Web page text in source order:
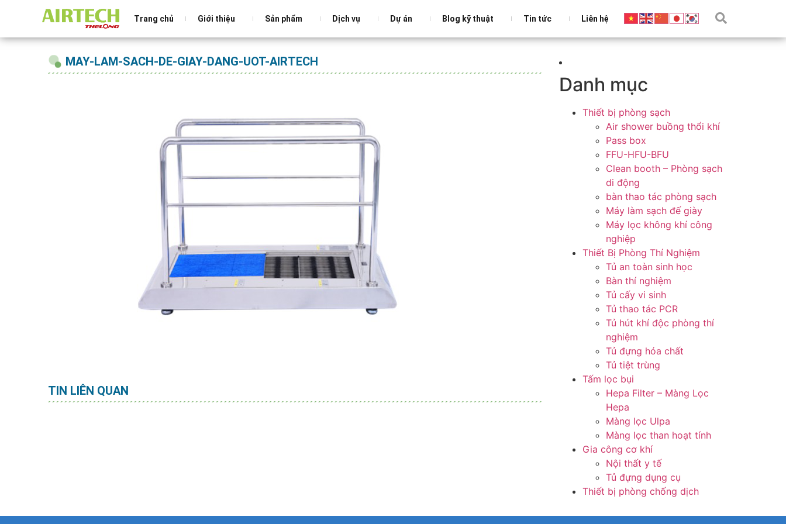
Trang chủ Giới thiệu Sản phẩm Dịch vụ Dự án Blog kỹ thuật Tin tức Liên hệ
MAY-LAM-SACH-DE-GIAY-DANG-UOT-AIRTECH
TIN LIÊN QUAN
Danh mục
Thiết bị phòng sạch
Air shower buồng thổi khí
Pass box
FFU-HFU-BFU
Clean booth – Phòng sạch
di động
bàn thao tác phòng sạch
Máy làm sạch đế giày
Máy lọc không khí công
nghiệp
Thiết Bị Phòng Thí Nghiệm
Tủ an toàn sinh học
Bàn thí nghiệm
Tủ cấy vi sinh
Tủ thao tác PCR
Tủ hút khí độc phòng thí
nghiệm
Tủ đựng hóa chất
Tủ tiệt trùng
Tấm lọc bụi
Hepa Filter – Màng Lọc
Hepa
Màng lọc Ulpa
Màng lọc than hoạt tính
Gia công cơ khí
Nội thất y tế
Tủ đựng dụng cụ
Thiết bị phòng chống dịch